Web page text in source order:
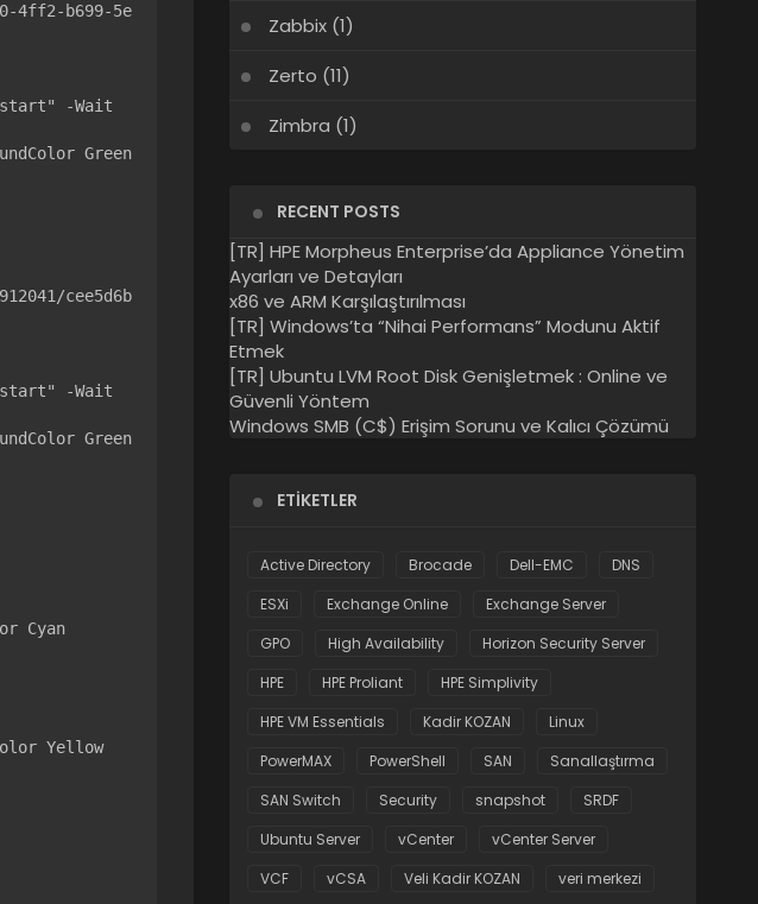
Cyan
Zabbix(1)
Zerto (11)
Zimbra (1)
RECENT POSTS
[TR] HPE Morpheus Enterprise’da Appliance Yönetim
Ayarları ve Detayları
x86 ve ARM Karşılaştırılması
[TR] Windows’ta “Nihai Performans” Modunu Aktif
Etmek
[TR] Ubuntu LVM Root Disk Genişletmek : Online ve
Güvenli Yöntem
Windows SMB (C$) Erişim Sorunu ve Kalıcı Çözümü
ETIKETLER
Active Directory Brocade Dell-EMC
DNS
ESXi
Exchange Online
Exchange Server
GPO
High Availability
Horizon Security Server
HPE
HPE Proliant
HPE Simplivity
HPE VM Essentials
Kadir KOZAN
Linux
PowerMAX
PowerShell SAN
Sanallaştırma
SAN Switch
Security snapshot
SRDF
Ubuntu Server
vCenter
vCenter Server
VCF
vCSA Veli Kadir KOZAN veri merkezi